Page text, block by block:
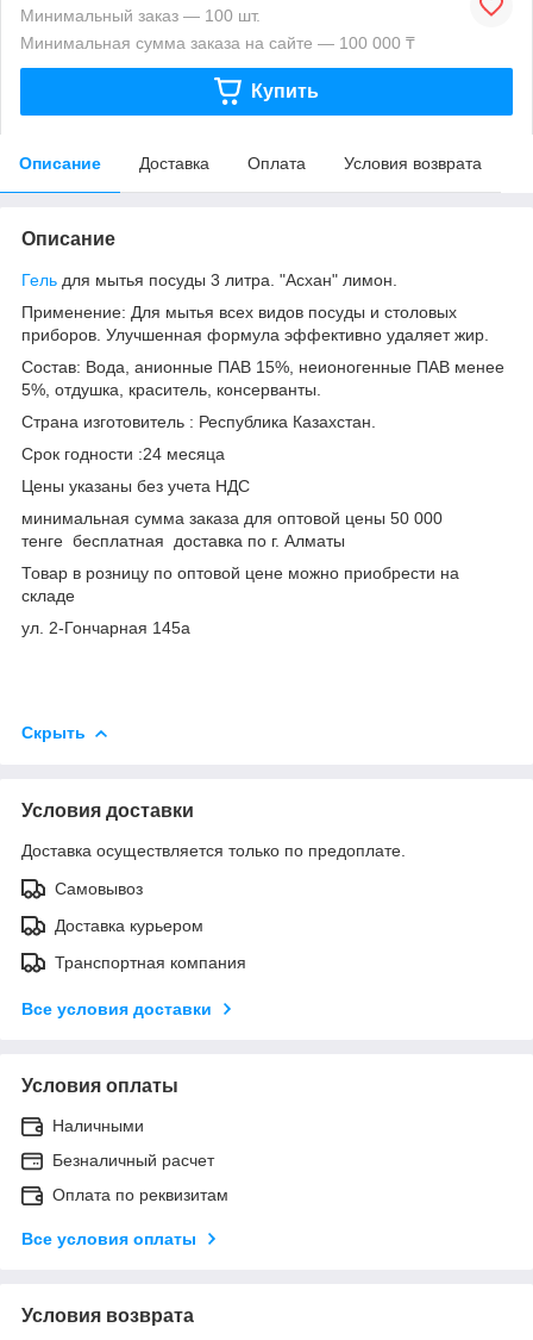
Минимальный заказ — 100 шт.
Минимальная сумма заказа на сайте — 100 000 ₸
Купить
Описание Доставка Оплата Условия возврата
Описание
Гель для мытья посуды 3 литра. "Асхан" лимон.
Применение: Для мытья всех видов посуды и столовых
приборов. Улучшенная формула эффективно удаляет жир.
Состав: Вода, анионные ПАВ 15%, неионогенные ПАВ менее
5%, отдушка, краситель, консерванты.
Страна изготовитель : Республика Казахстан.
Срок годности :24 месяца
Цены указаны без учета НДС
минимальная сумма заказа для оптовой цены 50 000
тенге бесплатная доставка по г. Алматы
Товар в розницу по оптовой цене можно приобрести на
складе
ул. 2-Гончарная 145а
Скрыть
Условия доставки
Доставка осуществляется только по предоплате.
Самовывоз
Доставка курьером
Транспортная компания
Все условия доставки
Условия оплаты
Наличными
Безналичный расчет
Оплата по реквизитам
Все условия оплаты
Условия возврата